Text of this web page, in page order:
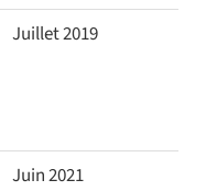
Juillet 2019
Juin 2021